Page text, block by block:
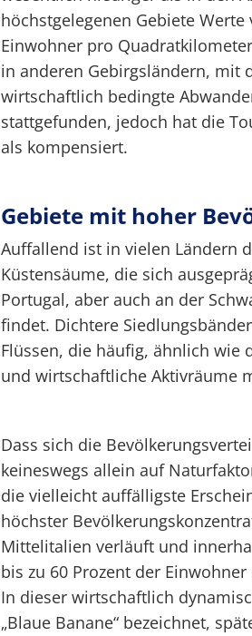
höchstgelegenen Gebiete
Einwohner pro
in anderen Gebirgsländern, mit
wirtschaftlich bedingte
stattgefunden, jedoch hat die
als kompensiert.
Gebiete mit hoher
Auffallend ist in vielen Ländern
Küstensäume, die sich
Portugal, aber auch an der
findet. Dichtere
Flüssen, die häufig, ähnlich wie
und wirtschaftliche Aktivräume
Dass sich die
keineswegs allein auf
die vielleicht auffälligste
höchster
Mittelitalien verläuft und
bis zu 60 Prozent der
In dieser wirtschaftlich
„Blaue Banane“ bezeichnet,